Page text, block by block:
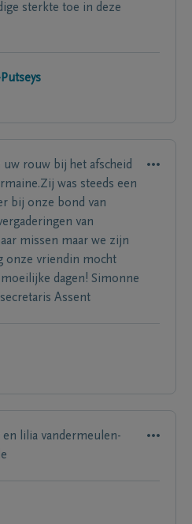
sterkte toe in deze
rouw bij het afscheid
was steeds een
bij onze bond van
van
missen maar we zijn
onze vriendin mocht
dagen! Simonne
Assent
lilia vandermeulen-